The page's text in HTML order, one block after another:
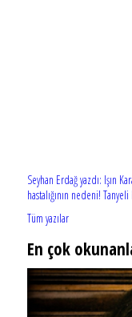
Seyhan Erdağ yazdı: Işın
hastalığının nedeni!
Tüm yazılar
En çok